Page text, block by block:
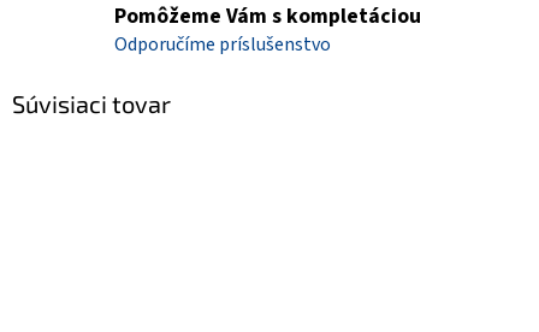
Pomôžeme Vám s kompletáciou
Odporučíme príslušenstvo
Súvisiaci tovar